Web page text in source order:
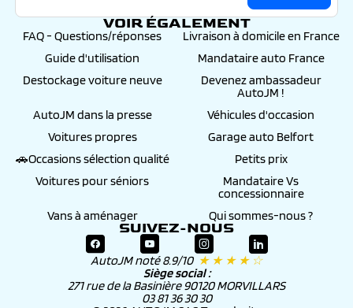
VOIR ÉGALEMENT
FAQ - Questions/réponses
Livraison à domicile en France
Guide d'utilisation
Mandataire auto France
Destockage voiture neuve
Devenez ambassadeur
AutoJM !
AutoJM dans la presse
Véhicules d'occasion
Voitures propres
Garage auto Belfort
🚗Occasions sélection qualité
Petits prix
Voitures pour séniors
Mandataire Vs
concessionnaire
Vans à aménager
Qui sommes-nous ?
SUIVEZ-NOUS
AutoJM noté 8.9/10 ★ ★ ★ ★ ☆
Siège social :
271 rue de la Basinière 90120 MORVILLARS
03 81 36 30 30